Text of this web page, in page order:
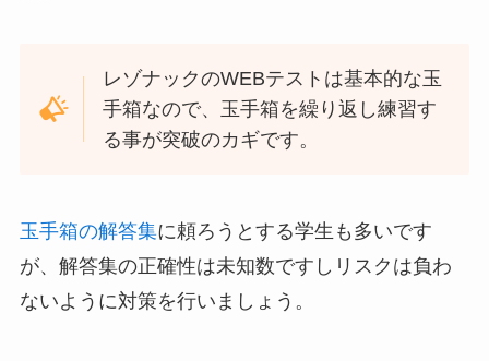
レゾナックのWEBテストは基本的な玉
手箱なので、玉手箱を繰り返し練習す
る事が突破のカギです。
玉手箱の解答集に頼ろうとする学生も多いです
が、解答集の正確性は未知数ですしリスクは負わ
ないように対策を行いましょう。